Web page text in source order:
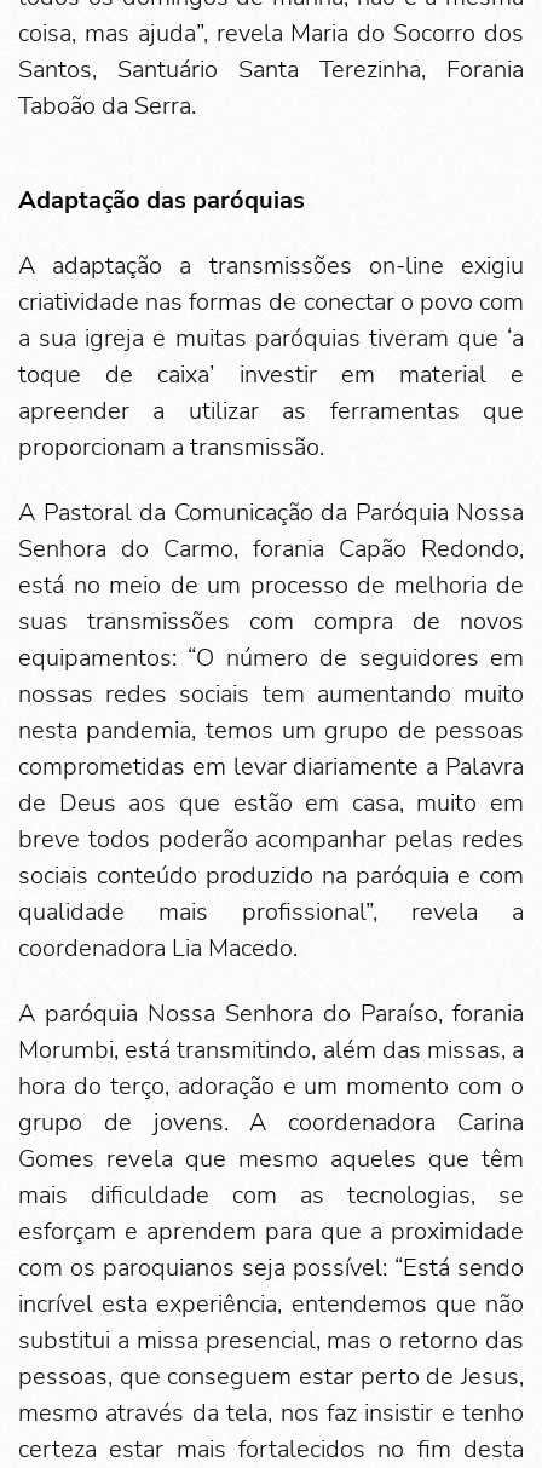
coisa, mas ajuda”, revela Maria do Socorro dos
Santos, Santuário Santa Terezinha, Forania
Taboão da Serra.
Adaptação das paróquias
A adaptação a transmissões on-line exigiu
criatividade nas formas de conectar o povo com
a sua igreja e muitas paróquias tiveram que ‘a
toque de caixa’ investir em material e
apreender a utilizar as ferramentas que
proporcionam a transmissão.
A Pastoral da Comunicação da Paróquia Nossa
Senhora do Carmo, forania Capão Redondo,
está no meio de um processo de melhoria de
suas transmissões com compra de novos
equipamentos: “O número de seguidores em
nossas redes sociais tem aumentando muito
nesta pandemia, temos um grupo de pessoas
comprometidas em levar diariamente a Palavra
de Deus aos que estão em casa, muito em
breve todos poderão acompanhar pelas redes
sociais conteúdo produzido na paróquia e com
qualidade mais profissional”, revela a
coordenadora Lia Macedo.
A paróquia Nossa Senhora do Paraíso, forania
Morumbi, está transmitindo, além das missas, a
hora do terço, adoração e um momento com o
grupo de jovens. A coordenadora Carina
Gomes revela que mesmo aqueles que têm
mais dificuldade com as tecnologias, se
esforçam e aprendem para que a proximidade
com os paroquianos seja possível: “Está sendo
incrível esta experiência, entendemos que não
substitui a missa presencial, mas o retorno das
pessoas, que conseguem estar perto de Jesus,
mesmo através da tela, nos faz insistir e tenho
certeza estar mais fortalecidos no fim desta